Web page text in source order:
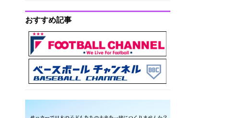
おすすめ記事